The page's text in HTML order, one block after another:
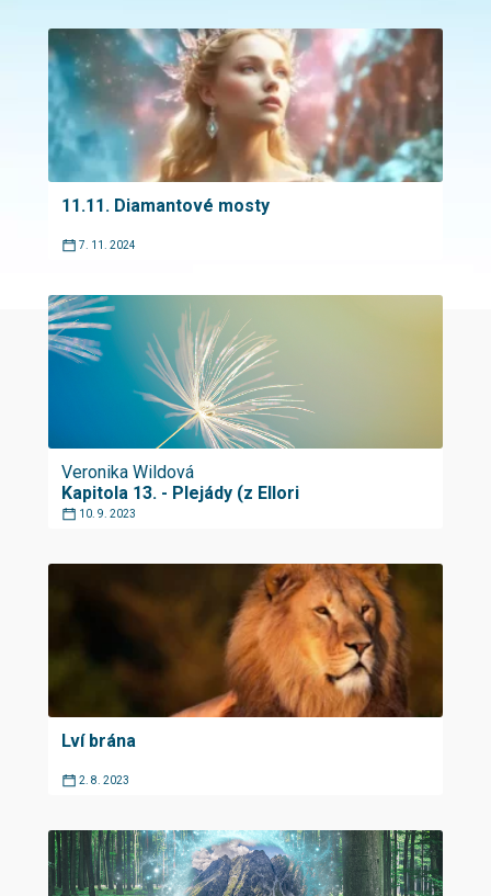
11.11. Diamantové mosty
7. 11. 2024
Veronika Wildová
Kapitola 13. - Plejády (z Ellori
10. 9. 2023
Lví brána
2. 8. 2023